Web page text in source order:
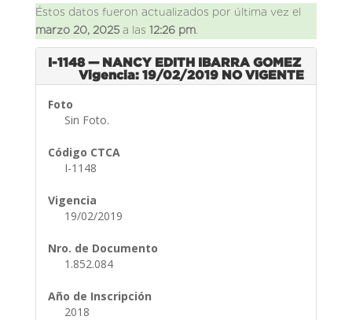
Éstos datos fueron actualizados por última vez el
marzo 20, 2025a las 12:26 pm.
I-1148 — NANCY EDITH IBARRA GOMEZ
Vigencia: 19/02/2019 NO VIGENTE
Foto
Sin Foto.
Código CTCA
I-1148
Vigencia
19/02/2019
Nro. de Documento
1.852.084
Año de Inscripción
2018